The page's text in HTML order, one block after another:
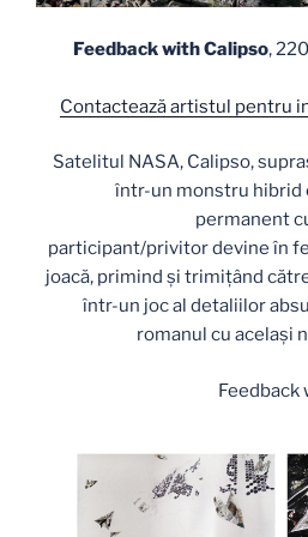
Feedback with Calipso,
Contactează artistul pentru
Satelitul NASA, Calipso,
într-un monstru hibrid
permanent
participant/privitor devine în
joacă, primind și trimițând
într-un joc al detaliilor
romanul cu același
Feedback